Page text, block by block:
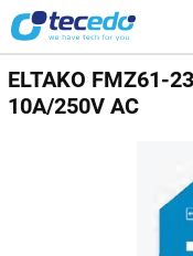
ELTAKO FMZ61-
10A/250V AC